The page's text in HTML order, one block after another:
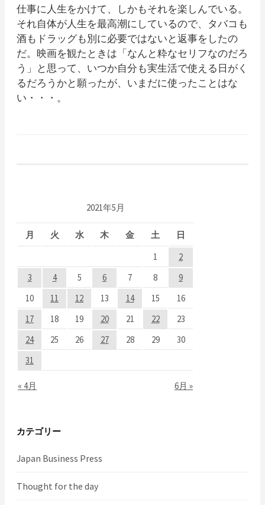
仕事に人生をかけて、しかもそれを楽しんでいる。
それ自体が人生を最高潮にしているので、タバコも
酒もドラッグも別に必要ではないと返事をしたの
だ。映画を観たときは「なんと粋なセリフなのだろ
う」と思って、いつか自分も実生活で使える日がく
るだろうかと願ったが、いまだに使ったことはな
い・・・。
2021年5月
月 火 水 木 金 土 日
« 4月 6月 »
1
2
3
4 5 6 7 8
9
10
11 12 13 14 15
16
17
18 19 20 21 22
23
24
25 26 27 28 29
30
31
カテゴリー
Japan Business Press
Thought for the day